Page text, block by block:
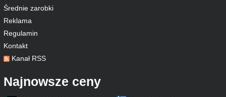
Średnie zarobki
Reklama
Regulamin
Kontakt
Kanał RSS
Najnowsze ceny